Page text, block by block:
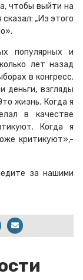
чтобы выйти на
„Из этого
популярных и
лет назад
в конгресс.
деньги, взгляды
жизнь. Когда я
в качестве
Когда я
критикуют»,-
за нашими